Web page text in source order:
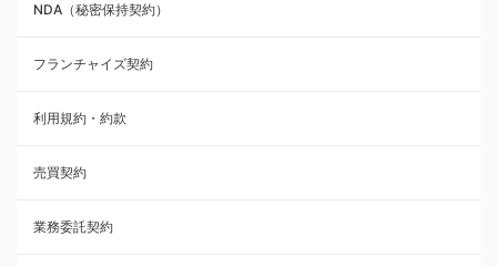
業務委託契約
利用規約・約款
覚書・合意書・同意書
承諾書
雇用契約
NDA（秘密保持契約）
フランチャイズ契約
利用規約・約款
売買契約
業務委託契約